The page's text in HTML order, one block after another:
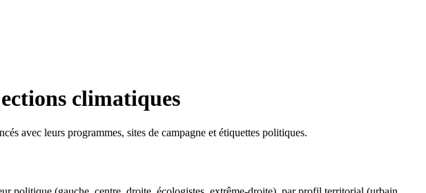
climatiques
avec leurs programmes, sites de campagne et étiquettes politiques.